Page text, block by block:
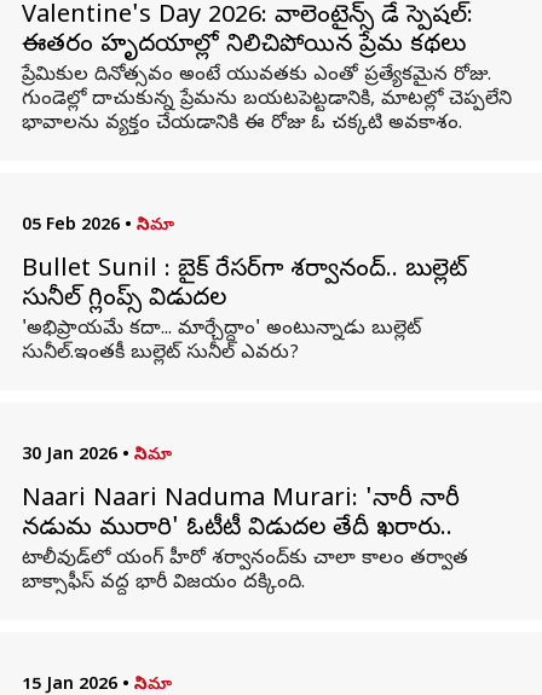
Valentine's Day 2026: వాలెంటైన్స్ డే స్పెషల్:
ఈతరం హృదయాల్లో నిలిచిపోయిన ప్రేమ కథలు
ప్రేమికుల దినోత్సవం అంటే యువతకు ఎంతో ప్రత్యేకమైన రోజు.
గుండెల్లో దాచుకున్న ప్రేమను బయటపెట్టడానికి, మాటల్లో చెప్పలేని
భావాలను వ్యక్తం చేయడానికి ఈ రోజు ఓ చక్కటి అవకాశం.
05 Feb 2026 • సినిమా
Bullet Sunil : బైక్‌ రేసర్‌గా శర్వానంద్‌.. బుల్లెట్‌
సునీల్‌ గ్లింప్స్‌ విడుదల
'అభిప్రాయమే కదా... మార్చేద్దాం' అంటున్నాడు బుల్లెట్‌
సునీల్‌.ఇంతకీ బుల్లెట్‌ సునీల్‌ ఎవరు?
30 Jan 2026 • సినిమా
Naari Naari Naduma Murari: 'నారీ నారీ
నడుమ మురారి' ఓటీటీ విడుదల తేదీ ఖరారు..
టాలీవుడ్‌లో యంగ్ హీరో శర్వానంద్‌కు చాలా కాలం తర్వాత
బాక్సాఫీస్ వద్ద భారీ విజయం దక్కింది.
15 Jan 2026 • సినిమా